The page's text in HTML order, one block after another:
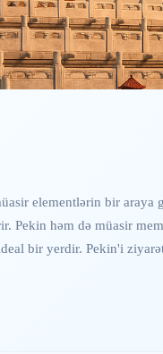
elementlərin bir
həm də müasir
bir yerdir. Pekin'i